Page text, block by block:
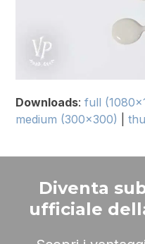
Downloads:full
medium (300x300)
|
Diventa
ufficiale